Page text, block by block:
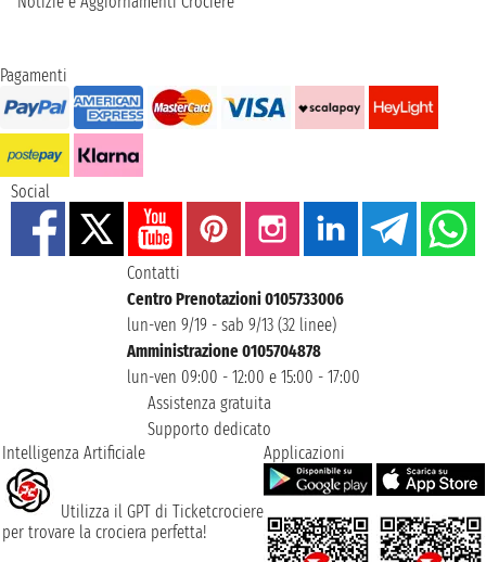
Pagamenti
Social
Contatti
Centro Prenotazioni 0105733006
lun-ven 9/19 - sab 9/13 (32 linee)
Amministrazione 0105704878
lun-ven 09:00 - 12:00 e 15:00 - 17:00
Assistenza gratuita
Supporto dedicato
Intelligenza Artificiale
Utilizza il GPT di Ticketcrociere
per trovare la crociera perfetta!
Applicazioni